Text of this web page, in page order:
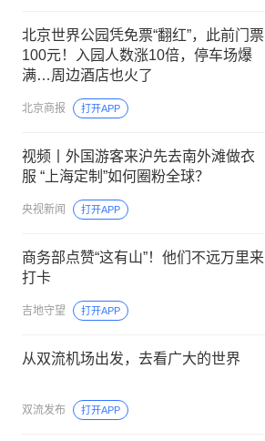
北京世界公园凭免票“翻红”，此前门票
100元！入园人数涨10倍，停车场爆
满…周边酒店也火了
北京商报 打开APP
视频丨外国游客来沪先去南外滩做衣
服 “上海定制”如何圈粉全球？
央视新闻 打开APP
商务部点赞“这有山”！他们不远万里来
打卡
吉地守望 打开APP
从双流机场出发，去看广大的世界
双流发布 打开APP